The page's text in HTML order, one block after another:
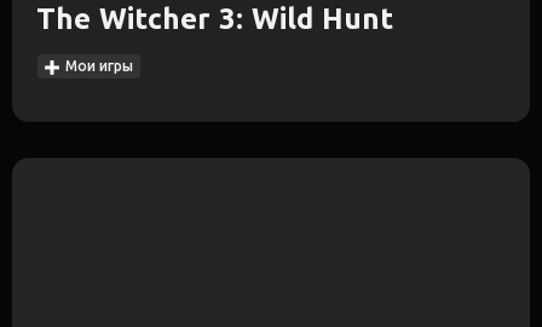
The Witcher 3: Wild Hunt
Мои игры